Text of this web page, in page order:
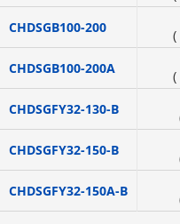
CHDSGB100-200 (
CHDSGB100-200A (
CHDSGFY32-130-B
CHDSGFY32-150-B
CHDSGFY32-150A-B